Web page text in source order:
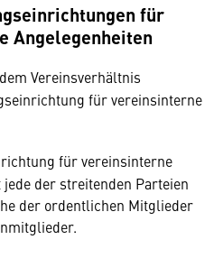
für
Angelegenheiten
Vereinsverhältnis
für vereinsinterne
für vereinsinterne
der streitenden Parteien
der ordentlichen Mitglieder